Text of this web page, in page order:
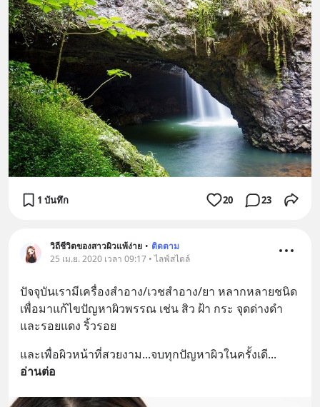
1 บันทึก 20 23
วิถีชีวิตของสาวผิวแพ้ง่าย • ติดตาม
25 เม.ย. 2020 เวลา 09:17 • ไลฟ์สไตล์
ปัจจุบันเรามีเครื่องสำอาง/เวชสำอาง/ยา หลากหลายชนิด
เพื่อมาแก้ไขปัญหาผิวพรรณ เช่น สิว ฝ้า กระ จุดด่างดำ
และรอยแดง ริ้วรอย
และเพื่อผิวหน้าที่สวยงาม...จบทุกปัญหาผิวในครั้งเดี
อ่านต่อ